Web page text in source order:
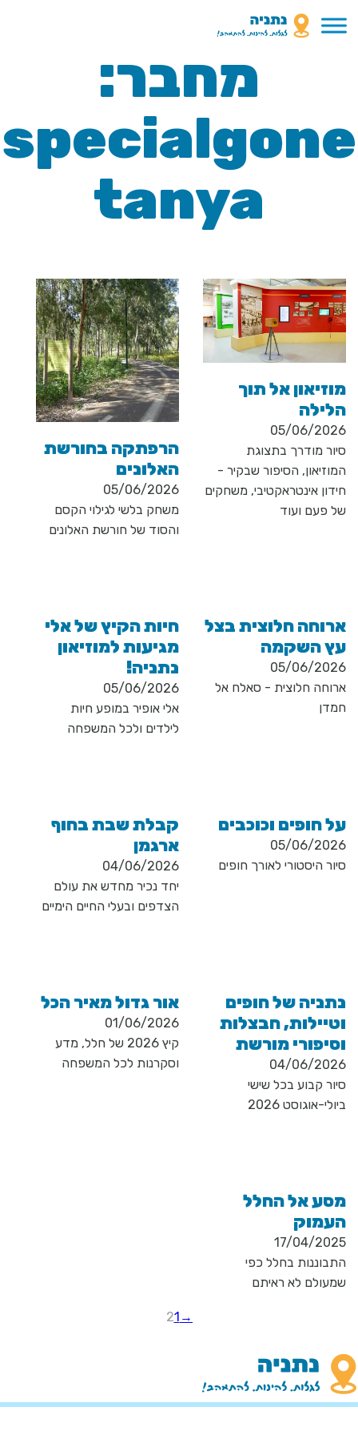
מחבר:
specialgone
tanya
מוזיאון אל תוך
הלילה
05/06/2026
סיור מודרך בתצוגת
המוזיאון, הסיפור שבקיר -
חידון אינטראקטיבי, משחקים
של פעם ועוד
הרפתקה בחורשת
האלונים
05/06/2026
משחק בלשי לגילוי הקסם
והסוד של חורשת האלונים
ארוחה חלוצית בצל
עץ השקמה
05/06/2026
ארוחה חלוצית - סאלח אל
חמדן
חיות הקיץ של אלי
מגיעות למוזיאון
נתניה!
05/06/2026
אלי אופיר במופע חיות
לילדים ולכל המשפחה
על חופים וכוכבים
05/06/2026
סיור היסטורי לאורך חופים
קבלת שבת בחוף
ארגמן
04/06/2026
יחד נכיר מחדש את עולם
הצדפים ובעלי החיים הימיים
נתניה של חופים
וטיילות, חבצלות
וסיפורי מורשת
04/06/2026
סיור קבוע בכל שישי
ביולי-אוגוסט 2026
אור גדול מאיר הכל
01/06/2026
קיץ 2026 של חלל, מדע
וסקרנות לכל המשפחה
מסע אל החלל
העמוק
17/04/2025
התבוננות בחלל כפי
שמעולם לא ראיתם
←
1
2